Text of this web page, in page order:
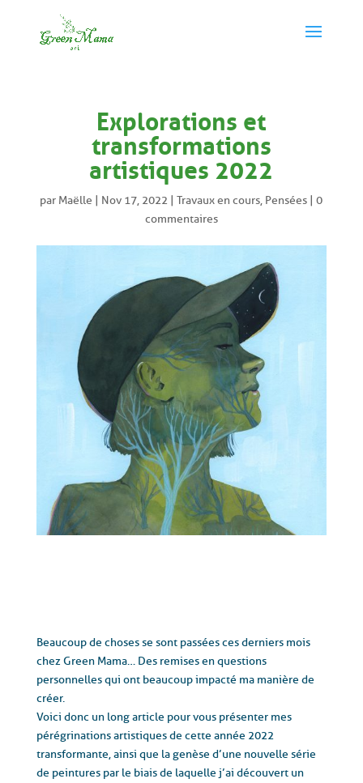
Explorations et
transformations
artistiques 2022
par Maëlle Nov 17, 2022 |Travaux en cours, Pensées |0
commentaires
Beaucoup de choses se sont passées ces derniers mois
chez Green Mama… Des remises en questions
personnelles qui ont beaucoup impacté ma manière de
créer.
Voici donc un long article pour vous présenter mes
pérégrinations artistiques de cette année 2022
transformante, ainsi que la genèse d’une nouvelle série
de peintures par le biais de laquelle j’ai découvert un